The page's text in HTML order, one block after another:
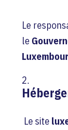
Le
le
Le site